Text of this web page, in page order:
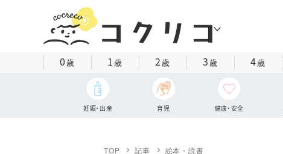
0歳 1歳 2歳 3歳 4歳
妊娠・出産 育児 健康・安全
TOP 記事 絵本・読書